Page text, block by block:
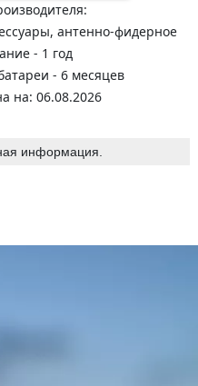
антенно-фидерное
- 1 год
- 6 месяцев
на: 06.08.2026
информация.